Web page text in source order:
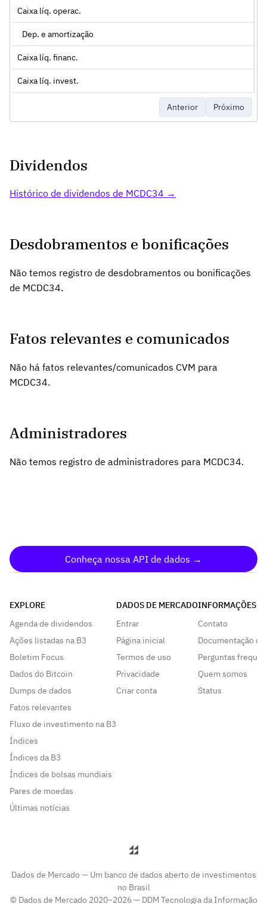
Caixa líq. operac.
Dep. e amortização
Caixa líq. financ.
Caixa líq. invest.
Anterior Próximo
Dividendos
Histórico de dividendos de MCDC34 →
Desdobramentos e bonificações
Não temos registro de desdobramentos ou bonificações
de MCDC34.
Fatos relevantes e comunicados
Não há fatos relevantes/comunicados CVM para
MCDC34.
Administradores
Não temos registro de administradores para MCDC34.
Conheça nossa API de dados →
EXPLORE
Agenda de dividendos
Ações listadas na B3
Boletim Focus
Dados do Bitcoin
Dumps de dados
Fatos relevantes
Fluxo de investimento na B3
Índices
Índices da B3
Índices de bolsas mundiais
Pares de moedas
Últimas notícias
DADOS DE MERCADO
Entrar
Página inicial
Termos de uso
Privacidade
Criar conta
INFORMAÇÕES
Contato
Documentação da
Perguntas
Quem somos
Status
Dados de Mercado — Um banco de dados aberto de investimentos
no Brasil
© Dados de Mercado 2020–2026 — DDM Tecnologia da Informação